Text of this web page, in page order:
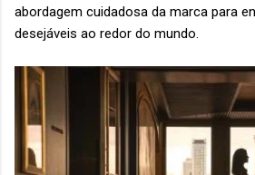
abordagem cuidadosa da marca para
desejáveis ​​ao redor do mundo.